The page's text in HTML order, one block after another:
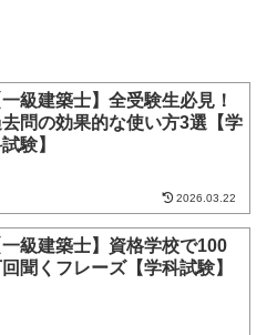
一級建築士】全受験生必見！
問の効果的な使い方3選【学
験】
2026.03.22
一級建築士】資格学校で100
聞くフレーズ【学科試験】